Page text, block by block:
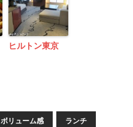
ヒルトン東京
ボリューム感 ランチ